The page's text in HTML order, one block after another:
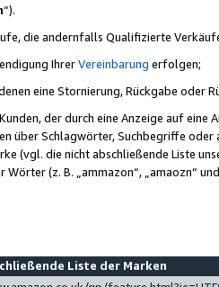
“).
die andernfalls Qualifizierte
IhrerVereinbarung erfolgen;
eine Stornierung, Rückgabe oder
der durch eine Anzeige auf
über Schlagwörter, Suchbegriffe
(vgl. die nicht abschließende Liste
(z. B. „ammazon“, „amaozn“
Liste der Marken